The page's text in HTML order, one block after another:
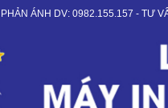
PHẢN ÁNH DV: 0982.155.157 - TƯ